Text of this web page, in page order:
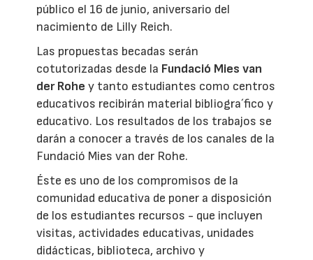
público el 16 de junio, aniversario del
nacimiento de Lilly Reich.
Las propuestas becadas serán
cotutorizadas desde la Fundació Mies van
der Rohe y tanto estudiantes como centros
educativos recibirán material bibliogra´fico y
educativo. Los resultados de los trabajos se
darán a conocer a través de los canales de la
Fundació Mies van der Rohe.
Éste es uno de los compromisos de la
comunidad educativa de poner a disposición
de los estudiantes recursos - que incluyen
visitas, actividades educativas, unidades
didácticas, biblioteca, archivo y